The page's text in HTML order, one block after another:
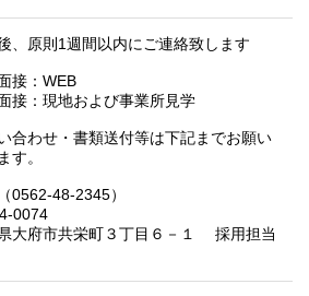
、原則1週間以内にご連絡致します
接：WEB
接：現地および事業所見学
合わせ・書類送付等は下記までお願い
す。
0562-48-2345）
0074
大府市共栄町３丁目６－１ 採用担当